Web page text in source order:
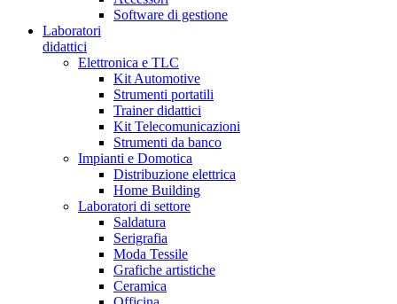
Software di gestione
Laboratori
didattici
Elettronica e TLC
Kit Automotive
Strumenti portatili
Trainer didattici
Kit Telecomunicazioni
Strumenti da banco
Impianti e Domotica
Distribuzione elettrica
Home Building
Laboratori di settore
Saldatura
Serigrafia
Moda Tessile
Grafiche artistiche
Ceramica